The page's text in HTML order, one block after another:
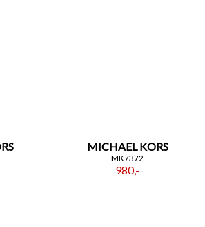
MICHAEL KORS
MK7372
980,-